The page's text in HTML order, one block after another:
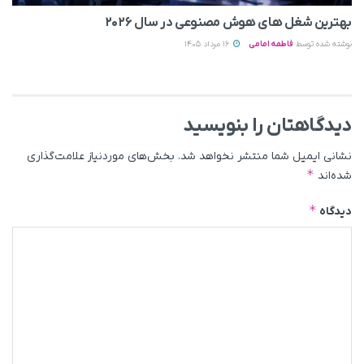
بهترین شغل های هوش مصنوعی در سال ۲۰۲۶
نوشته شده توسط فاطمه امامی
دیدگاهتان را بنویسید
نشانی ایمیل شما منتشر نخواهد شد. بخش‌های موردنیاز علامت‌گذاری
شده‌اند *
دیدگاه *